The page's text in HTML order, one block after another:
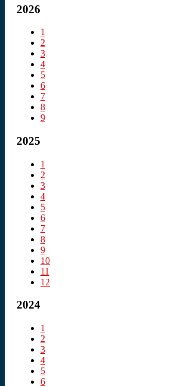
2026
1
2
3
4
5
6
7
8
9
2025
1
2
3
4
5
6
7
8
9
10
11
12
2024
1
2
3
4
5
6